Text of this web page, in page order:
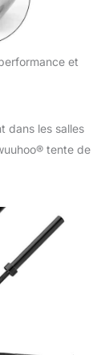
et
dans les salles
tente de